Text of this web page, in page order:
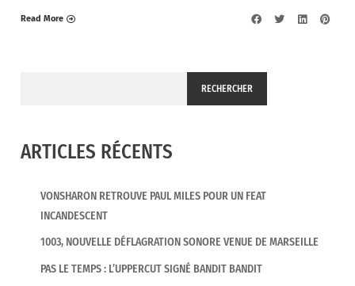
Read More
RECHERCHER
ARTICLES RÉCENTS
VONSHARON RETROUVE PAUL MILES POUR UN FEAT
INCANDESCENT
1003, NOUVELLE DÉFLAGRATION SONORE VENUE DE MARSEILLE
PAS LE TEMPS : L’UPPERCUT SIGNÉ BANDIT BANDIT